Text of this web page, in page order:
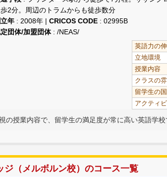
2分。周辺のトラムからも徒歩数分
年 : 2008年 | CRICOS CODE : 02995B
団体/加盟団体: /NEAS/
英語力の
立地環境
授業内容
クラスの
留学生の
アクティ
の授業内容で、留学生の満足度が常に高い英語学校
（メルボルン校）のコース一覧